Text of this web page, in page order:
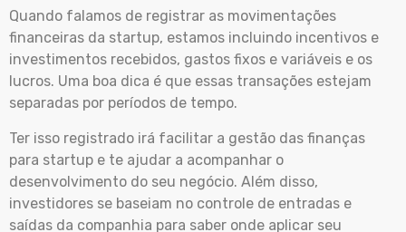
Quando falamos de registrar as movimentações
financeiras da startup, estamos incluindo incentivos e
investimentos recebidos, gastos fixos e variáveis e os
lucros. Uma boa dica é que essas transações estejam
separadas por períodos de tempo.
Ter isso registrado irá facilitar a gestão das finanças
para startup e te ajudar a acompanhar o
desenvolvimento do seu negócio. Além disso,
investidores se baseiam no controle de entradas e
saídas da companhia para saber onde aplicar seu